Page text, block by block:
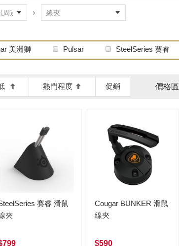
美洲獅 Pulsar SteelSeries 賽睿
熱門程度 促銷 價格
賽睿 滑鼠
夾
Cougar BUNKER 滑鼠
線夾
$590